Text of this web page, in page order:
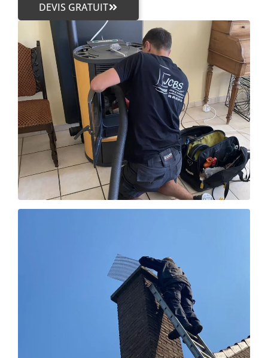
DEVIS GRATUIT